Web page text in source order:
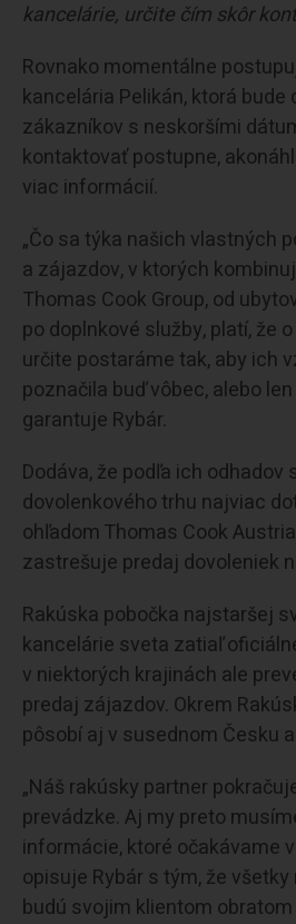
kancelárie, určite čím skôr
Rovnako momentálne
kancelária Pelikán, ktorá bude
zákazníkov s neskoršími
kontaktovať postupne,
viac informácií.
„Čo sa týka našich vlastných
a zájazdov, v ktorých
Thomas Cook Group, od
po doplnkové služby, platí, že
určite postaráme tak, aby ich
poznačila buď vôbec, alebo
garantuje Rybár.
Dodáva, že podľa ich odhadov
dovolenkového trhu najviac
ohľadom Thomas Cook
zastrešuje predaj dovoleniek
Rakúska pobočka najstaršej
kancelárie sveta zatiaľ
v niektorých krajinách ale
predaj zájazdov. Okrem
pôsobí aj v susednom Česku
„Náš rakúsky partner
prevádzke. Aj my preto
informácie, ktoré očakávame
opisuje Rybár s tým, že
budú svojim klientom